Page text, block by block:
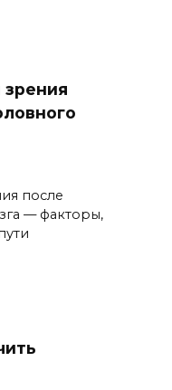
после
— факторы,